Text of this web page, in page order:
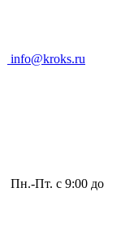
info@kroks.ru
Пн.-Пт. с 9:00 до